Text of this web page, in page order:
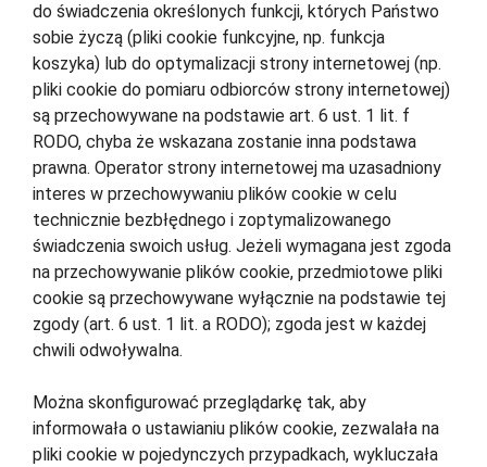
do świadczenia określonych funkcji, których Państwo
sobie życzą (pliki cookie funkcyjne, np. funkcja
koszyka) lub do optymalizacji strony internetowej (np.
pliki cookie do pomiaru odbiorców strony internetowej)
są przechowywane na podstawie art. 6 ust. 1 lit. f
RODO, chyba że wskazana zostanie inna podstawa
prawna. Operator strony internetowej ma uzasadniony
interes w przechowywaniu plików cookie w celu
technicznie bezbłędnego i zoptymalizowanego
świadczenia swoich usług. Jeżeli wymagana jest zgoda
na przechowywanie plików cookie, przedmiotowe pliki
cookie są przechowywane wyłącznie na podstawie tej
zgody (art. 6 ust. 1 lit. a RODO); zgoda jest w każdej
chwili odwoływalna.
Można skonfigurować przeglądarkę tak, aby
informowała o ustawianiu plików cookie, zezwalała na
pliki cookie w pojedynczych przypadkach, wykluczała